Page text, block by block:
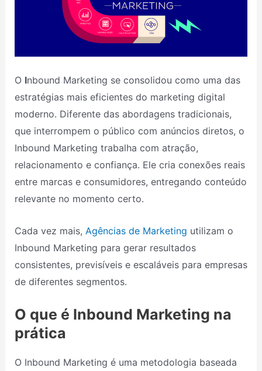
O Inbound Marketing se consolidou como uma das
estratégias mais eficientes do marketing digital
moderno. Diferente das abordagens tradicionais,
que interrompem o público com anúncios diretos, o
Inbound Marketing trabalha com atração,
relacionamento e confiança. Ele cria conexões reais
entre marcas e consumidores, entregando conteúdo
relevante no momento certo.
Cada vez mais, Agências de Marketing utilizam o
Inbound Marketing para gerar resultados
consistentes, previsíveis e escaláveis para empresas
de diferentes segmentos.
O que é Inbound Marketing na
prática
O Inbound Marketing é uma metodologia baseada